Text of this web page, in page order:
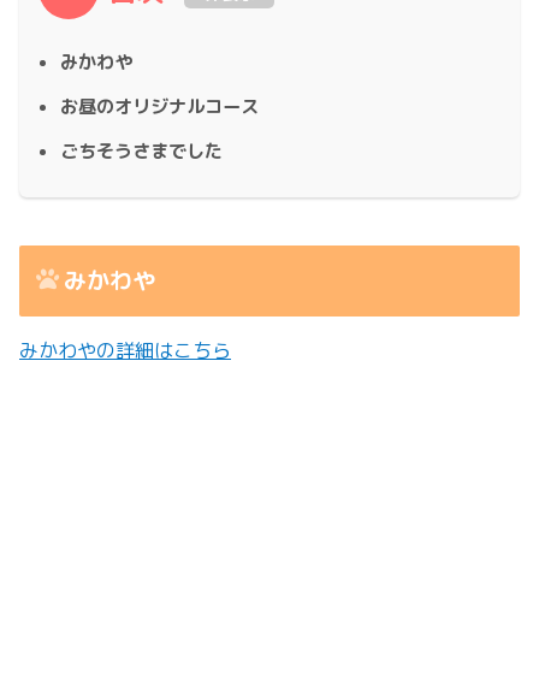
みかわや
お昼のオリジナルコース
ごちそうさまでした
みかわや
みかわやの詳細はこちら